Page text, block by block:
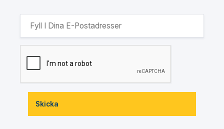
Skicka